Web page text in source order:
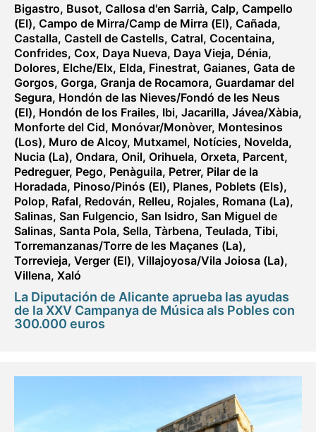
Bigastro, Busot, Callosa d'en Sarrià, Calp, Campello
(El), Campo de Mirra/Camp de Mirra (El), Cañada,
Castalla, Castell de Castells, Catral, Cocentaina,
Confrides, Cox, Daya Nueva, Daya Vieja, Dénia,
Dolores, Elche/Elx, Elda, Finestrat, Gaianes, Gata de
Gorgos, Gorga, Granja de Rocamora, Guardamar del
Segura, Hondón de las Nieves/Fondó de les Neus
(El), Hondón de los Frailes, Ibi, Jacarilla, Jávea/Xàbia,
Monforte del Cid, Monóvar/Monòver, Montesinos
(Los), Muro de Alcoy, Mutxamel, Notícies, Novelda,
Nucia (La), Ondara, Onil, Orihuela, Orxeta, Parcent,
Pedreguer, Pego, Penàguila, Petrer, Pilar de la
Horadada, Pinoso/Pinós (El), Planes, Poblets (Els),
Polop, Rafal, Redován, Relleu, Rojales, Romana (La),
Salinas, San Fulgencio, San Isidro, San Miguel de
Salinas, Santa Pola, Sella, Tàrbena, Teulada, Tibi,
Torremanzanas/Torre de les Maçanes (La),
Torrevieja, Verger (El), Villajoyosa/Vila Joiosa (La),
Villena, Xaló
La Diputación de Alicante aprueba las ayudas
de la XXV Campanya de Música als Pobles con
300.000 euros